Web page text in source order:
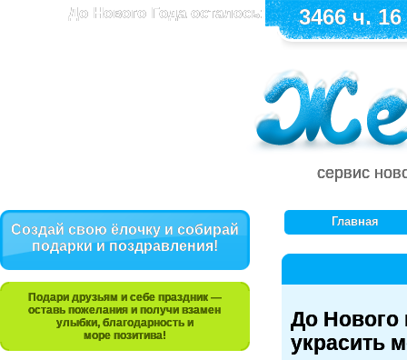
До Нового Года осталось: 3466 ч.
сервис
Создай свою ёлочку и собирай
подарки и поздравления!
Подари друзьям и себе праздник —
оставь пожелания и получи взамен
улыбки, благодарность и
море позитива!
Главная
До Нового
украсить